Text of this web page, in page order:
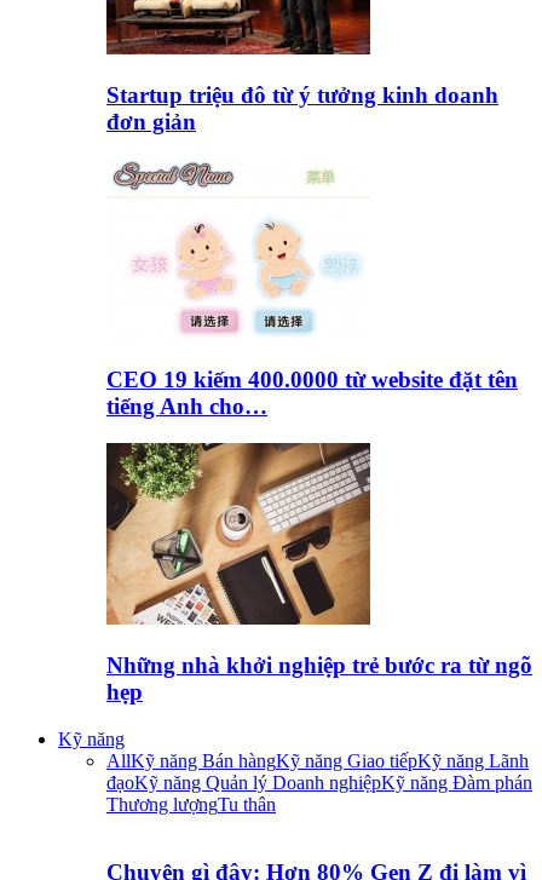
Startup triệu đô từ ý tưởng kinh doanh
đơn giản
CEO 19 kiếm 400.0000 từ website đặt tên
tiếng Anh cho…
Những nhà khởi nghiệp trẻ bước ra từ ngõ
hẹp
Kỹ năng
AllKỹ năng Bán hàngKỹ năng Giao tiếpKỹ năng Lãnh
đạoKỹ năng Quản lý Doanh nghiệpKỹ năng Đàm phán
Thương lượngTu thân
Chuyện gì đây: Hơn 80% Gen Z đi làm vì